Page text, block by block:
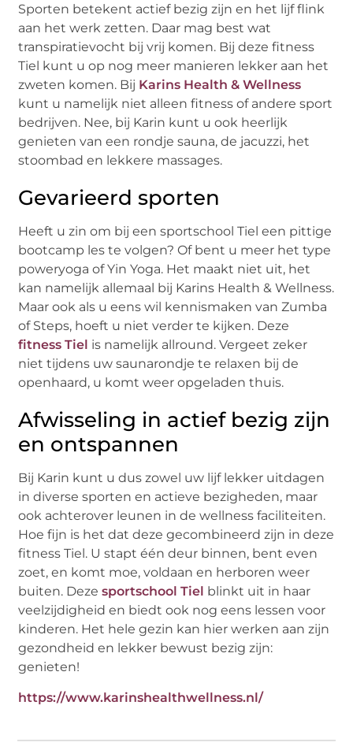
Sporten betekent actief bezig zijn en het lijf flink
aan het werk zetten. Daar mag best wat
transpiratievocht bij vrij komen. Bij deze fitness
Tiel kunt u op nog meer manieren lekker aan het
zweten komen. Bij Karins Health & Wellness
kunt u namelijk niet alleen fitness of andere sport
bedrijven. Nee, bij Karin kunt u ook heerlijk
genieten van een rondje sauna, de jacuzzi, het
stoombad en lekkere massages.
Gevarieerd sporten
Heeft u zin om bij een sportschool Tiel een pittige
bootcamp les te volgen? Of bent u meer het type
poweryoga of Yin Yoga. Het maakt niet uit, het
kan namelijk allemaal bij Karins Health & Wellness.
Maar ook als u eens wil kennismaken van Zumba
of Steps, hoeft u niet verder te kijken. Deze
fitness Tiel is namelijk allround. Vergeet zeker
niet tijdens uw saunarondje te relaxen bij de
openhaard, u komt weer opgeladen thuis.
Afwisseling in actief bezig zijn
en ontspannen
Bij Karin kunt u dus zowel uw lijf lekker uitdagen
in diverse sporten en actieve bezigheden, maar
ook achterover leunen in de wellness faciliteiten.
Hoe fijn is het dat deze gecombineerd zijn in deze
fitness Tiel. U stapt één deur binnen, bent even
zoet, en komt moe, voldaan en herboren weer
buiten. Dezesportschool Tiel blinkt uit in haar
veelzijdigheid en biedt ook nog eens lessen voor
kinderen. Het hele gezin kan hier werken aan zijn
gezondheid en lekker bewust bezig zijn:
genieten!
https://www.karinshealthwellness.nl/